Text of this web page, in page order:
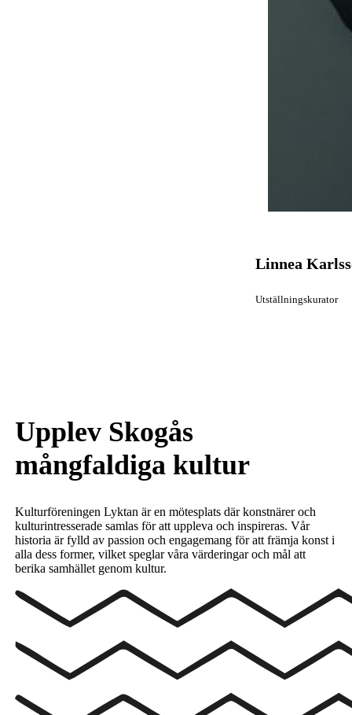
Linnea
Utställningskurator
Upplev Skogås
mångfaldiga kultur
Kulturföreningen Lyktan är en mötesplats där konstnärer och
kulturintresserade samlas för att uppleva och inspireras. Vår
historia är fylld av passion och engagemang för att främja konst i
alla dess former, vilket speglar våra värderingar och mål att
berika samhället genom kultur.